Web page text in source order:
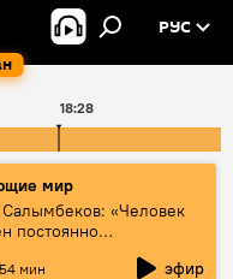
РУС
18:28
мир
«Человек
постоянно
54 мин эфир